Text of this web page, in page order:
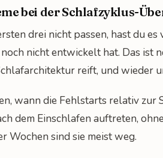
bei der Schlafzyklus-
drei nicht passen, hast du
nicht entwickelt hat. Das ist
reift, und wieder
wann die Fehlstarts relativ zur
dem Einschlafen auftreten,
Wochen sind sie meist weg.